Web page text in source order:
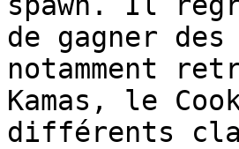
de gagner
notamment
Kamas, le
différents